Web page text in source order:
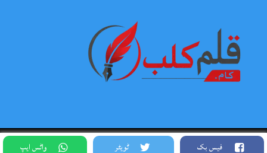
فیس بک ٹویٹر واٹس ایپ
Copyright © 2026-2027, Qalam Club All Rights Reserved. Theme
Designed By Siddique Meo #03334456813